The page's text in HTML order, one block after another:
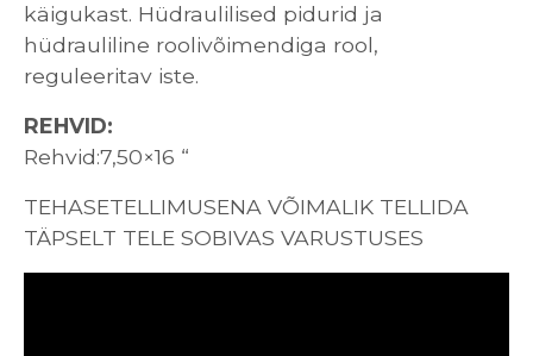
käigukast. Hüdraulilised pidurid ja
hüdrauliline roolivõimendiga rool,
reguleeritav iste.
REHVID:
Rehvid:7,50×16 “
TEHASETELLIMUSENA VÕIMALIK TELLIDA
TÄPSELT TELE SOBIVAS VARUSTUSES